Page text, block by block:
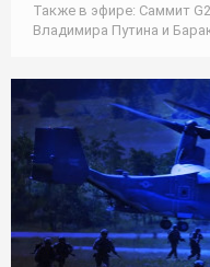
Также в эфире: Саммит
Владимира Путина и